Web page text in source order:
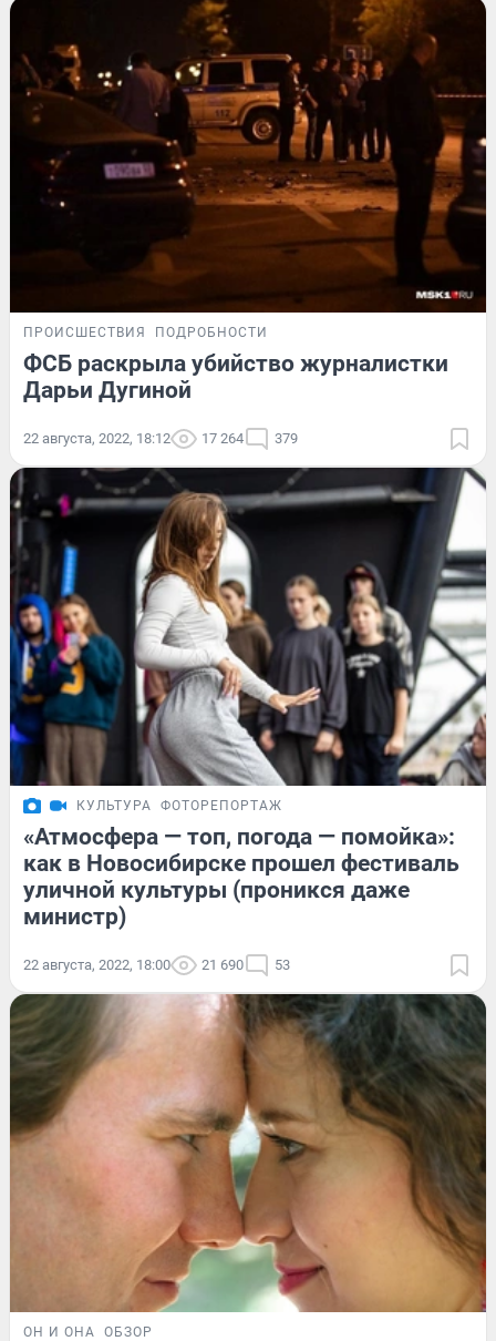
ПРОИСШЕСТВИЯ ПОДРОБНОСТИ
ФСБ раскрыла убийство журналистки
Дарьи Дугиной
22 августа, 2022, 18:12 17 264 379
КУЛЬТУРА ФОТОРЕПОРТАЖ
«Атмосфера — топ, погода — помойка»:
как в Новосибирске прошел фестиваль
уличной культуры (проникся даже
министр)
22 августа, 2022, 18:00 21 690 53
ОН И ОНА ОБЗОР